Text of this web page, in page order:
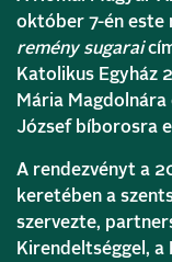
október 7-én este
remény sugarai
Katolikus Egyház
Mária
József bíborosra
A rendezvényt a
keretében a
szervezte,
Kirendeltséggel, a